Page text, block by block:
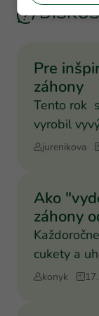
Pre
záhony
Tento rok
vyrobil
výška 25
jurenikova
Ako
záhony
cukety a
múčnatku,
konyk